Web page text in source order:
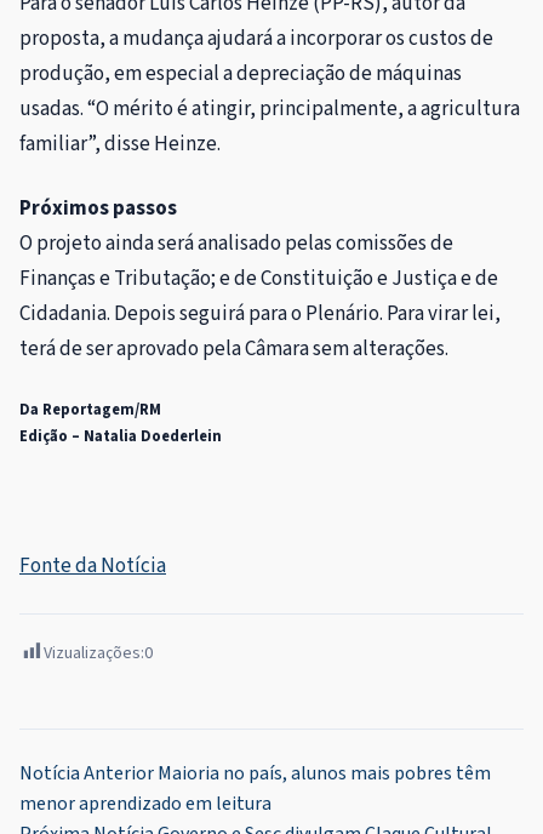
proposta, a mudança ajudará a incorporar os custos de
produção, em especial a depreciação de máquinas
usadas. “O mérito é atingir, principalmente, a agricultura
familiar”, disse Heinze.
Próximos passos
O projeto ainda será analisado pelas comissões de
Finanças e Tributação; e de Constituição e Justiça e de
Cidadania. Depois seguirá para o Plenário. Para virar lei,
terá de ser aprovado pela Câmara sem alterações.
Da Reportagem/RM
Edição – Natalia Doederlein
Fonte da Notícia
Vizualizações:0
Navegação
Notícia AnteriorMaioria no país, alunos mais pobres têm
menor aprendizado em leitura